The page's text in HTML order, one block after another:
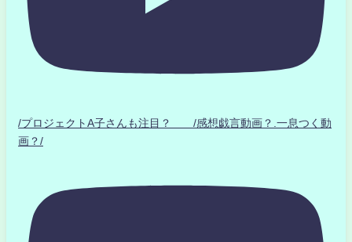
/プロジェクトA子さんも注目？ /感想戯言動画？.一息つく動
画？/